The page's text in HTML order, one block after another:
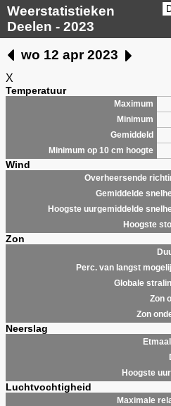
Weerstatistieken
Deelen - 2023
wo 12 apr 2023
X
Temperatuur
Maximum
Minimum
Gemiddeld
Minimum op 10 cm hoogte
Wind
Overheersende
Gemiddelde
Hoogste uurgemiddelde
Hoogste
Zon
Perc. van langst
Globale
Zon
Zon
Neerslag
Hoogste
Luchtvochtigheid
Maximale